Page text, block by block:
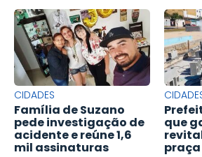
CIDADES
Família de Suzano
pede investigação de
acidente e reúne 1,6
mil assinaturas
que
praça